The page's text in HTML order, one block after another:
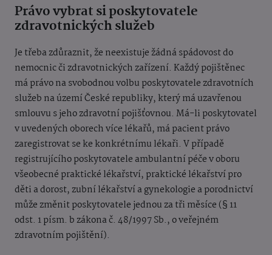
Právo vybrat si poskytovatele
zdravotnických služeb
Je třeba zdůraznit, že neexistuje žádná spádovost do
nemocnic či zdravotnických zařízení. Každý pojištěnec
má právo na svobodnou volbu poskytovatele zdravotních
služeb na území České republiky, který má uzavřenou
smlouvu s jeho zdravotní pojišťovnou. Má-li poskytovatel
v uvedených oborech více lékařů, má pacient právo
zaregistrovat se ke konkrétnímu lékaři. V případě
registrujícího poskytovatele ambulantní péče v oboru
všeobecné praktické lékařství, praktické lékařství pro
děti a dorost, zubní lékařství a gynekologie a porodnictví
může změnit poskytovatele jednou za tři měsíce (§ 11
odst. 1 písm. b zákona č. 48/1997 Sb., o veřejném
zdravotním pojištění).